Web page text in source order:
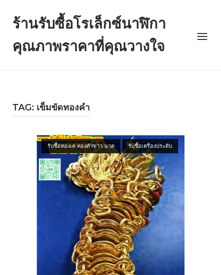
content
ร้านรับซื้อโรเล็กซ์นาฬิกา
คุณภาพราคาที่คุณวางใจ
Menu
TAG: เข็มขัดทองคำ
รับซื้อทองเค ทองคำขาว นาค รับซื้อเครื่องประดับ
Open post